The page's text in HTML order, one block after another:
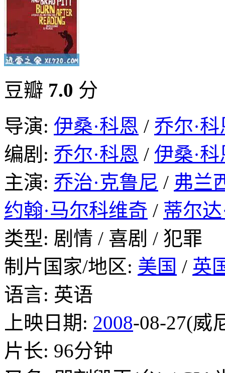
豆瓣 7.0 分
导演: 伊桑·科恩 / 乔尔·科
编剧: 乔尔·科恩 / 伊桑·科
主演: 乔治·克鲁尼 / 弗兰
约翰·马尔科维奇 / 蒂尔
类型: 剧情 / 喜剧 / 犯罪
制片国家/地区: 美国 / 英
语言: 英语
上映日期: 2008-08-27(威
片长: 96分钟